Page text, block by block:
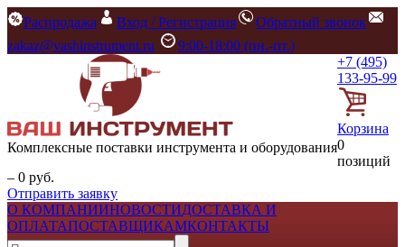
Распродажа Вход / Регистрация
Обратный звонок
zakaz@vashinstrument.ru
9:00-18:00 (пн.-пт.)
Комплексные поставки инструмента и оборудования
+7 (495)
133-95-99
Корзина
0
позиций
– 0 руб.
Отправить заявку
О КОМПАНИИНОВОСТИДОСТАВКА И
ОПЛАТАПОСТАВЩИКАМКОНТАКТЫ